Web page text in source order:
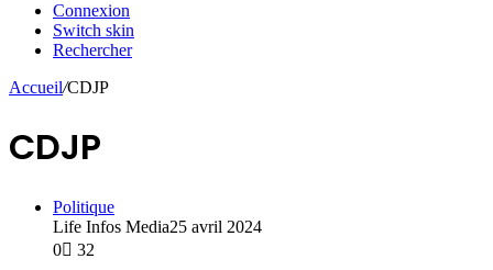
Connexion
Switch skin
Rechercher
Accueil/CDJP
CDJP
Politique
Life Infos Media25 avril 2024
0
32